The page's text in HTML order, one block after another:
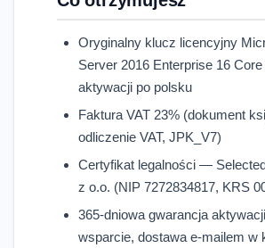
Oryginalny klucz licencyjny
Server 2016 Enterprise 16
aktywacji po polsku
Faktura VAT 23% (dokument
odliczenie VAT, JPK_V7)
Certyfikat legalności —
z o.o. (NIP 7272834817, KRS
365-dniowa gwarancja
wsparcie, dostawa e-mailem w